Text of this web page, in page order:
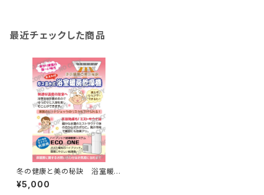
最近チェックした商品
冬の健康と美の秘訣 浴室暖
房乾燥機
¥5,000